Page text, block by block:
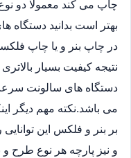
چاپ می کند معمولا دو
بهتر است بدانید دستگاه
در چاپ بنر و یا چاپ
نتیجه کیفیت بسیار
دستگاه های سالونت
می باشد.نکته مهم دیگر
بر بنر و فلکس این
و نیز پارچه هر نوع طرح